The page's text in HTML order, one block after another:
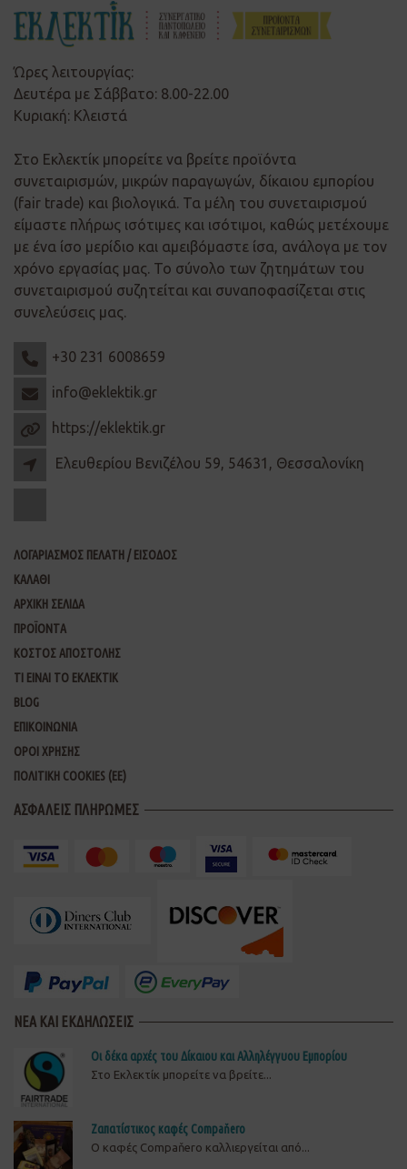
Ώρες λειτουργίας:
Δευτέρα με Σάββατο: 8.00-22.00
Κυριακή: Κλειστά
Στο Εκλεκτίκ μπορείτε να βρείτε προϊόντα
συνεταιρισμών, μικρών παραγωγών, δίκαιου εμπορίου
(fair trade) και βιολογικά. Τα μέλη του συνεταιρισμού
είμαστε πλήρως ισότιμες και ισότιμοι, καθώς μετέχουμε
με ένα ίσο μερίδιο και αμειβόμαστε ίσα, ανάλογα με τον
χρόνο εργασίας μας. Το σύνολο των ζητημάτων του
συνεταιρισμού συζητείται και συναποφασίζεται στις
συνελεύσεις μας.
+30 231 6008659
info@eklektik.gr
https://eklektik.gr
Ελευθερίου Βενιζέλου 59, 54631, Θεσσαλονίκη
ΛΟΓΑΡΙΑΣΜΟΣ ΠΕΛΑΤΗ / ΕΙΣΟΔΟΣ
ΚΑΛΑΘΙ
ΑΡΧΙΚΗ ΣΕΛΙΔΑ
ΠΡΟΪΟΝΤΑ
ΚΟΣΤΟΣ ΑΠΟΣΤΟΛΗΣ
ΤΙ ΕΙΝΑΙ ΤΟ ΕΚΛΕΚΤΙΚ
BLOG
ΕΠΙΚΟΙΝΩΝΙΑ
ΟΡΟΙ ΧΡΗΣΗΣ
ΠΟΛΙΤΙΚΗ COOKIES (ΕΕ)
ΑΣΦΑΛΕΙΣ ΠΛΗΡΩΜΕΣ
ΝΕΑ ΚΑΙ ΕΚΔΗΛΩΣΕΙΣ
Οι δέκα αρχές του Δίκαιου και Αλληλέγγυου Εμπορίου
Στο Εκλεκτίκ μπορείτε να βρείτε...
Ζαπατίστικος καφές Compaňero
O καφές Compaňero καλλιεργείται από...